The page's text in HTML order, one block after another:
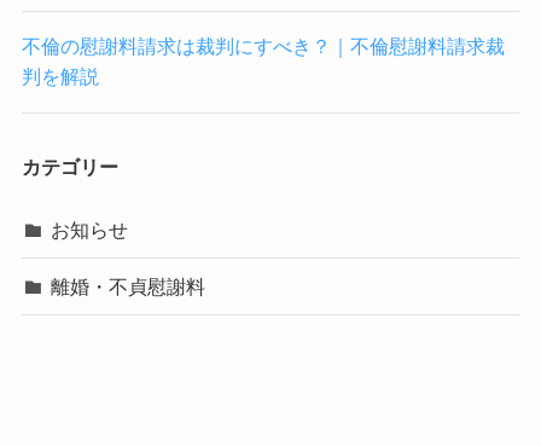
不倫の慰謝料請求は裁判にすべき？｜不倫慰謝料請求裁
判を解説
カテゴリー
お知らせ
離婚・不貞慰謝料